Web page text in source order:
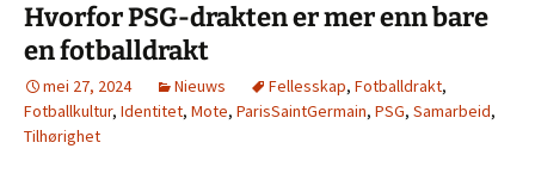
Hvorfor PSG-drakten er mer enn bare
en fotballdrakt
mei 27, 2024 Nieuws Fellesskap, Fotballdrakt,
Fotballkultur, Identitet, Mote, ParisSaintGermain, PSG, Samarbeid,
Tilhørighet